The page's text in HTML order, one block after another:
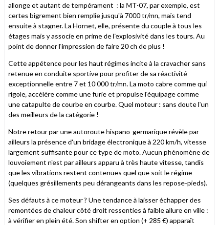
allonge et autant de tempérament : la MT-07, par exemple, est
certes bigrement bien remplie jusqu'à 7000 tr/mn, mais tend
ensuite à stagner. La Hornet, elle, présente du couple à tous les
étages mais y associe en prime de l'explosivité dans les tours. Au
point de donner l'impression de faire 20 ch de plus !
Cette appétence pour les haut régimes incite à la cravacher sans
retenue en conduite sportive pour profiter de sa réactivité
exceptionnelle entre 7 et 10 000 tr/mn. La moto cabre comme qui
rigole, accélère comme une furie et propulse l'équipage comme
une catapulte de courbe en courbe. Quel moteur : sans doute l'un
des meilleurs de la catégorie !
Notre retour par une autoroute hispano-germarique révèle par
ailleurs la présence d'un bridage électronique à 220 km/h, vitesse
largement suffisante pour ce type de moto. Aucun phénomène de
louvoiement n'est par ailleurs apparu à très haute vitesse, tandis
que les vibrations restent contenues quel que soit le régime
(quelques grésillements peu dérangeants dans les repose-pieds).
Ses défauts à ce moteur ? Une tendance à laisser échapper des
remontées de chaleur côté droit ressenties à faible allure en ville :
à vérifier en plein été. Son shifter en option (+ 285 €) apparaît